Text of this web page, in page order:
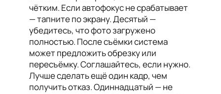
чётким. Если автофокус не срабатывает
— тапните по экрану. Десятый —
убедитесь, что фото загружено
полностью. После съёмки система
может предложить обрезку или
пересъёмку. Соглашайтесь, если нужно.
Лучше сделать ещё один кадр, чем
получить отказ. Одиннадцатый — не